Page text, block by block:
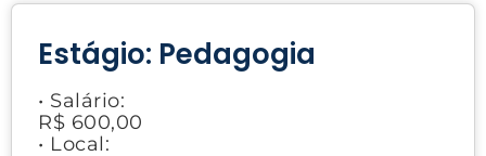
Estágio: Pedagogia
• Salário:
R$ 600,00
• Local: